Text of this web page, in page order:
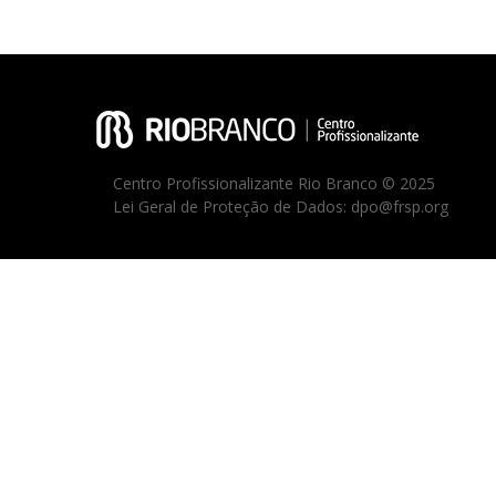
Centro Profissionalizante Rio Branco © 2025
Lei Geral de Proteção de Dados: dpo@frsp.org